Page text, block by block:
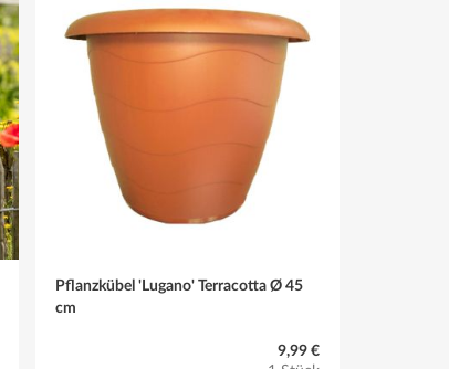
Pflanzkübel 'Lugano' Terracotta Ø 45
cm
9,99 €